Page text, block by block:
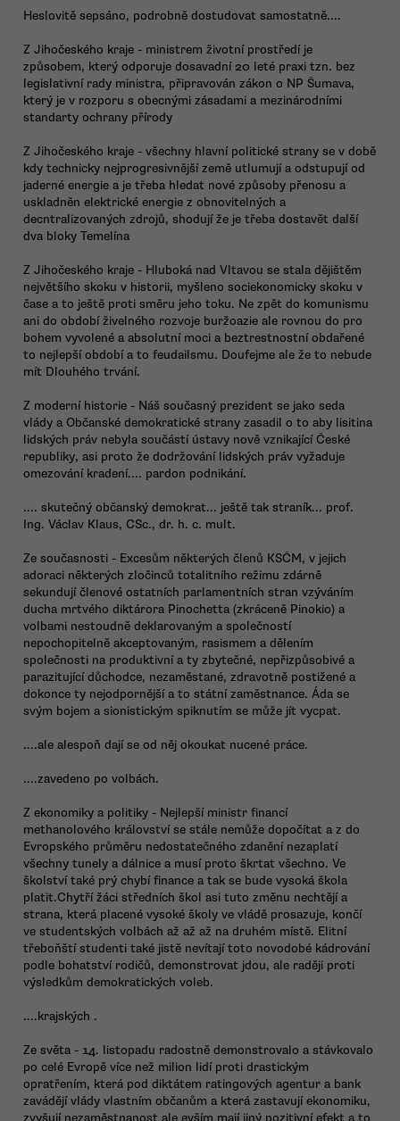
Heslovitě sepsáno, podrobně dostudovat samostatně....
Z Jihočeského kraje - ministrem životní prostředí je
způsobem, který odporuje dosavadní 20 leté praxi tzn. bez
legislativní rady ministra, připravován zákon o NP Šumava,
který je v rozporu s obecnými zásadami a mezinárodními
standarty ochrany přírody
Z Jihočeského kraje - všechny hlavní politické strany se v době
kdy technicky nejprogresivnější země utlumují a odstupují od
jaderné energie a je třeba hledat nové způsoby přenosu a
uskladněn elektrické energie z obnovitelných a
decntralizovaných zdrojů, shodují že je třeba dostavět další
dva bloky Temelína
Z Jihočeského kraje - Hluboká nad Vltavou se stala dějištěm
největšího skoku v historii, myšleno sociekonomicky skoku v
čase a to ještě proti směru jeho toku. Ne zpět do komunismu
ani do období živelného rozvoje buržoazie ale rovnou do pro
bohem vyvolené a absolutní moci a beztrestnostní obdařené
to nejlepší období a to feudailsmu. Doufejme ale že to nebude
mít Dlouhého trvání.
Z moderní historie - Náš současný prezident se jako seda
vlády a Občanské demokratické strany zasadil o to aby lisitina
lidských práv nebyla součástí ústavy nově vznikající České
republiky, asi proto že dodržování lidských práv vyžaduje
omezování kradení.... pardon podnikání.
.... skutečný občanský demokrat... ještě tak straník... prof.
Ing. Václav Klaus, CSc., dr. h. c. mult.
Ze současnosti - Excesům některých členů KSČM, v jejich
adoraci některých zločinců totalitního režimu zdárně
sekundují členové ostatních parlamentních stran vzýváním
ducha mrtvého diktárora Pinochetta (zkráceně Pinokio) a
volbami nestoudně deklarovaným a společností
nepochopitelně akceptovaným, rasismem a dělením
společnosti na produktivní a ty zbytečné, nepřizpůsobivé a
parazitující důchodce, nezaměstané, zdravotně postižené a
dokonce ty nejodpornější a to státní zaměstnance. Áda se
svým bojem a sionistickým spiknutím se může jít vycpat.
....ale alespoň dají se od něj okoukat nucené práce.
....zavedeno po volbách.
Z ekonomiky a politiky - Nejlepší ministr financí
methanolového království se stále nemůže dopočítat a z do
Evropského průměru nedostatečného zdanění nezaplatí
všechny tunely a dálnice a musí proto škrtat všechno. Ve
školství také prý chybí finance a tak se bude vysoká škola
platit.Chytří žáci středních škol asi tuto změnu nechtějí a
strana, která placené vysoké školy ve vládě prosazuje, končí
ve studentských volbách až až až na druhém místě. Elitní
třeboňští studenti také jistě nevítají toto novodobé kádrování
podle bohatství rodičů, demonstrovat jdou, ale raději proti
výsledkům demokratických voleb.
....krajských .
Ze světa - 14. listopadu radostně demonstrovalo a stávkovalo
po celé Evropě více než milion lidí proti drastickým
opratřením, která pod diktátem ratingových agentur a bank
zavádějí vlády vlastním občanům a která zastavují ekonomiku,
zvyšují nezaměstnanost ale evším mají jiný pozitivní efekt a to